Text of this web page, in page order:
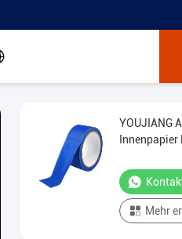
YOUJIANG
Mehr